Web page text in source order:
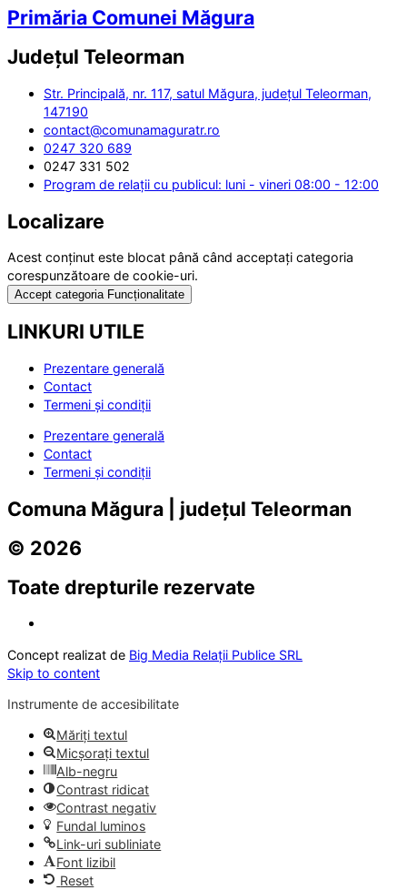
Primăria Comunei Măgura
Județul Teleorman
Str. Principală, nr. 117, satul Măgura, județul Teleorman,
147190
contact@comunamaguratr.ro
0247 320 689
0247 331 502
Program de relații cu publicul: luni - vineri 08:00 - 12:00
Localizare
Acest conținut este blocat până când acceptați categoria
corespunzătoare de cookie-uri.
Accept categoria Funcționalitate
LINKURI UTILE
Prezentare generală
Contact
Termeni și condiții
Prezentare generală
Contact
Termeni și condiții
Comuna Măgura | județul Teleorman
© 2026
Toate drepturile rezervate
Concept realizat de Big Media Relații Publice SRL
Skip to content
Instrumente de accesibilitate
Măriți textul
Micșorați textul
Alb-negru
Contrast ridicat
Contrast negativ
Fundal luminos
Link-uri subliniate
Font lizibil
Reset